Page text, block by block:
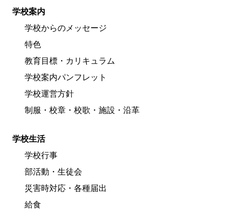
学校案内
学校からのメッセージ
特色
教育目標・カリキュラム
学校案内パンフレット
学校運営方針
制服・校章・校歌・施設・沿革
学校生活
学校行事
部活動・生徒会
災害時対応・各種届出
給食